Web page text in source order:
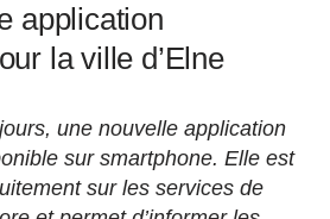
application
la ville d’Elne
une nouvelle application
sur smartphone. Elle est
sur les services de